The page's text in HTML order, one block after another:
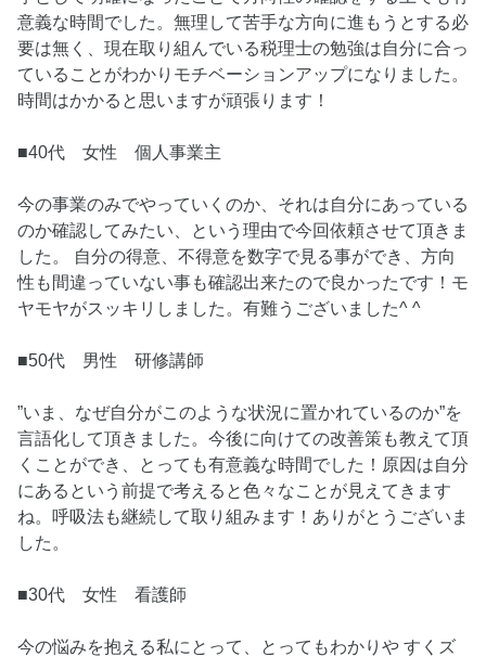
意義な時間でした。無理して苦手な方向に進もうとする必
要は無く、現在取り組んでいる税理士の勉強は自分に合っ
ていることがわかりモチベーションアップになりました。
時間はかかると思いますが頑張ります！
■40代 女性 個人事業主
今の事業のみでやっていくのか、それは自分にあっている
のか確認してみたい、という理由で今回依頼させて頂きま
した。 自分の得意、不得意を数字で見る事ができ、方向
性も間違っていない事も確認出来たので良かったです！モ
ヤモヤがスッキリしました。有難うございました^ ^
■50代 男性 研修講師
”いま、なぜ自分がこのような状況に置かれているのか”を
言語化して頂きました。今後に向けての改善策も教えて頂
くことができ、とっても有意義な時間でした！原因は自分
にあるという前提で考えると色々なことが見えてきます
ね。呼吸法も継続して取り組みます！ありがとうございま
した。
■30代 女性 看護師
今の悩みを抱える私にとって、とってもわかりや すくズ